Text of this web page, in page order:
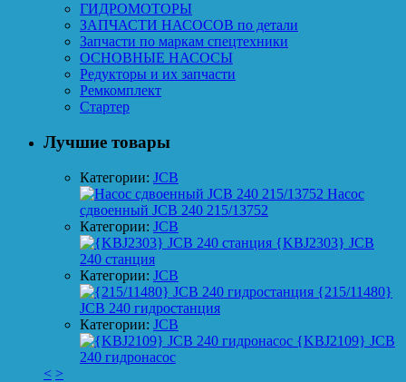
ГИДРОМОТОРЫ
ЗАПЧАСТИ НАСОСОВ по детали
Запчасти по маркам спецтехники
ОСНОВНЫЕ НАСОСЫ
Редукторы и их запчасти
Ремкомплект
Стартер
Лучшие товары
Категории: JCB
Насос
сдвоенный JCB 240 215/13752
Категории: JCB
{KBJ2303} JCB
240 станция
Категории: JCB
{215/11480}
JCB 240 гидростанция
Категории: JCB
{KBJ2109} JCB
240 гидронасос
< >